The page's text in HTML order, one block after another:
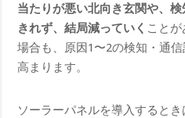
当たりが悪い北向き玄関や、
きれず、結局減っていく こと
場合も、原因1〜2の検知・通
高まります。
ソーラーパネルを導入するとき